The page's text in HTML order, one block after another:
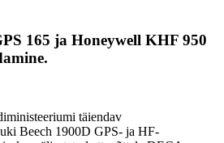
165 ja Honeywell KHF 950